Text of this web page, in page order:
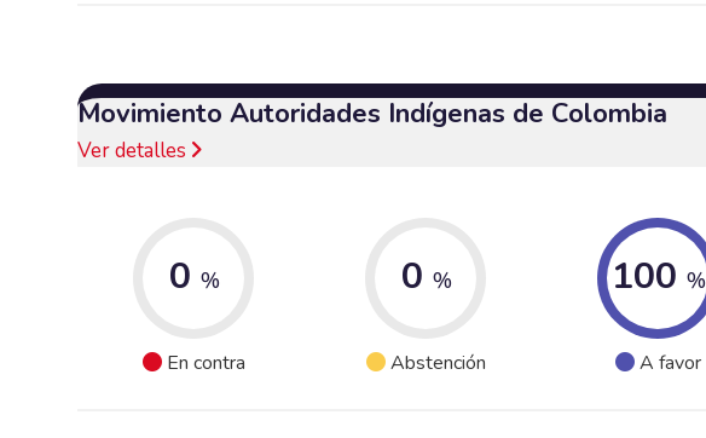
Movimiento Autoridades Indígenas de Colombia
Ver detalles
0 %
En contra
0 %
Abstención
100 %
A favor